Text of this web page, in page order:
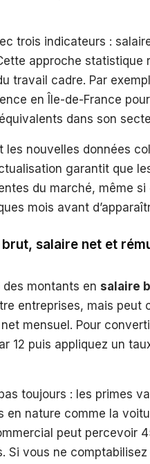
trois indicateurs :
approche statistique
travail cadre. Par
en Île-de-France
dans son
les nouvelles données
garantit que
du marché, même si
mois avant
salaire net et
montants en salaire
entreprises, mais peut
mensuel. Pour
12 puis appliquez un
toujours : les primes
en nature comme la
peut percevoir
vous ne comptabilisez